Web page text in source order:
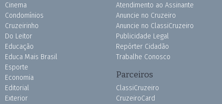
Cinema
Condomínios
Cruzeirinho
Do Leitor
Educação
Educa Mais Brasil
Esporte
Economia
Editorial
Exterior
Atendimento ao Assinante
Anuncie no Cruzeiro
Anuncie no ClassiCruzeiro
Publicidade Legal
Repórter Cidadão
Trabalhe Conosco
Parceiros
ClassiCruzeiro
CruzeiroCard